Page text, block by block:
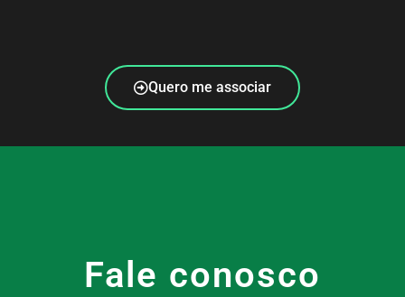
Quero me associar
Fale conosco